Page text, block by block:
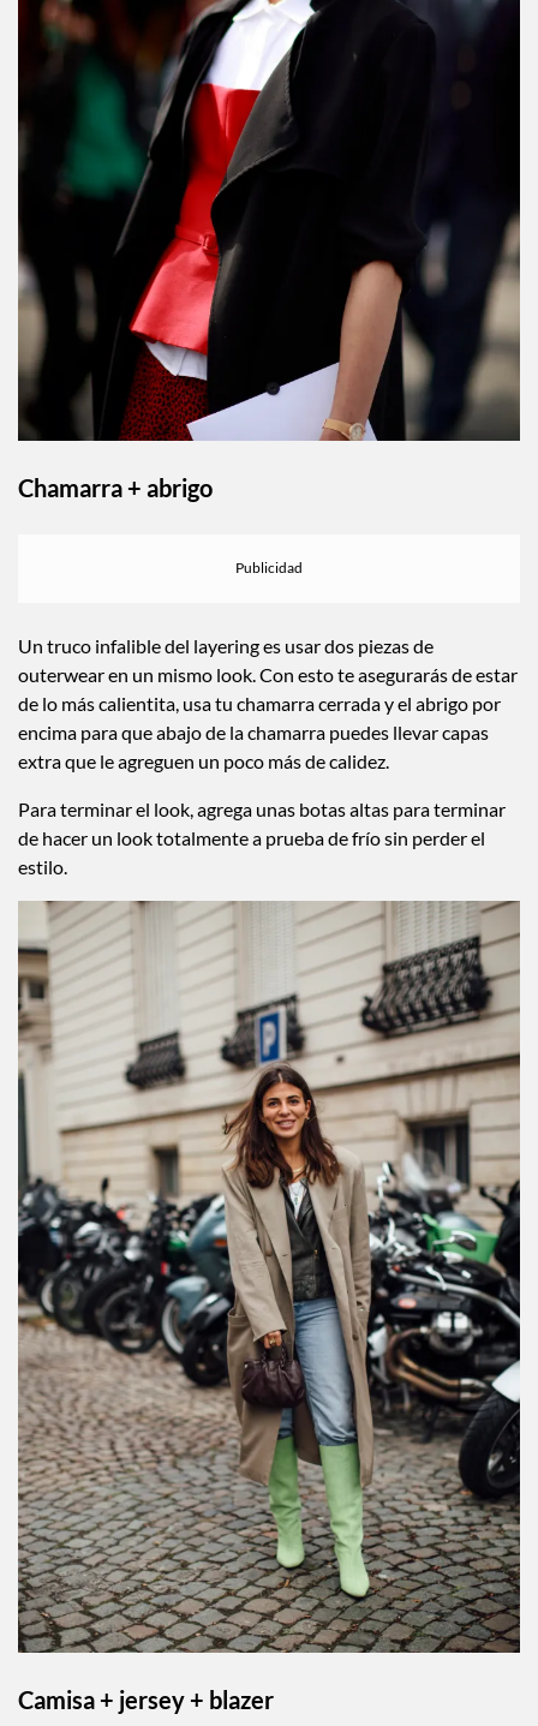
Chamarra + abrigo
Un truco infalible del layering es usar dos piezas de
outerwear en un mismo look. Con esto te asegurarás de estar
de lo más calientita, usa tu chamarra cerrada y el abrigo por
encima para que abajo de la chamarra puedes llevar capas
extra que le agreguen un poco más de calidez.
Para terminar el look, agrega unas botas altas para terminar
de hacer un look totalmente a prueba de frío sin perder el
estilo.
Camisa + jersey + blazer